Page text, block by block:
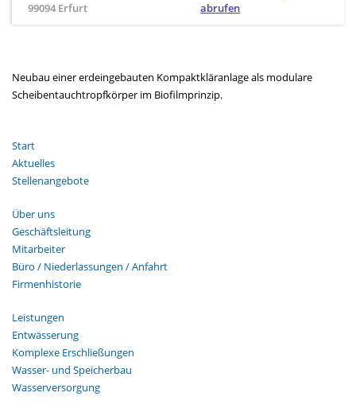
99094 Erfurt
abrufen
Neubau einer erdeingebauten Kompaktkläranlage als modulare
Scheibentauchtropfkörper im Biofilmprinzip.
Navigation
überspringen
Start
Aktuelles
Stellenangebote
Navigation
überspringen
Über uns
Geschäftsleitung
Mitarbeiter
Büro / Niederlassungen / Anfahrt
Firmenhistorie
Navigation
überspringen
Leistungen
Entwässerung
Komplexe Erschließungen
Wasser- und Speicherbau
Wasserversorgung